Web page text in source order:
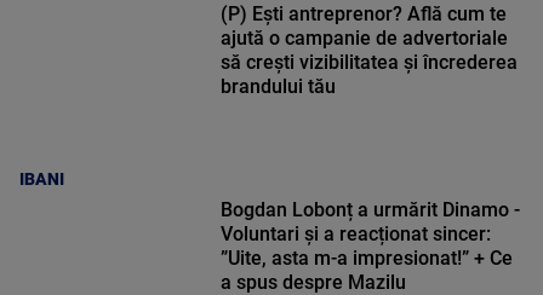
IBANI
(P) Ești antreprenor? Află cum te
ajută o campanie de advertoriale
să crești vizibilitatea și încrederea
brandului tău
Bogdan Lobonț a urmărit Dinamo -
Voluntari și a reacționat sincer:
”Uite, asta m-a impresionat!” + Ce
a spus despre Mazilu